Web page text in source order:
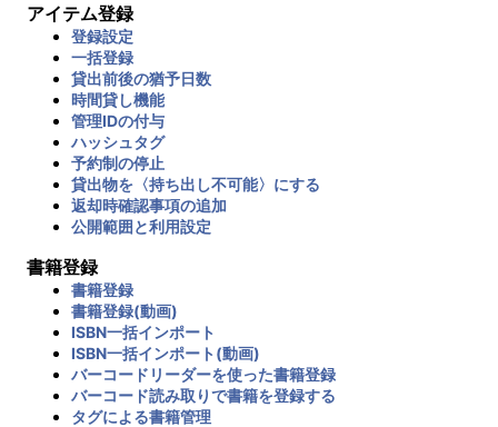
アイテム登録
登録設定
一括登録
貸出前後の猶予日数
時間貸し機能
管理IDの付与
ハッシュタグ
予約制の停止
貸出物を〈持ち出し不可能〉にする
返却時確認事項の追加
公開範囲と利用設定
書籍登録
書籍登録
書籍登録(動画)
ISBN一括インポート
ISBN一括インポート(動画)
バーコードリーダーを使った書籍登録
バーコード読み取りで書籍を登録する
タグによる書籍管理